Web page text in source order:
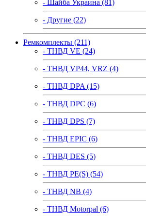
- Шайба Украина (81)
- Другие (22)
Ремкомплекты (211)
- ТНВД VE (24)
- ТНВД VP44, VRZ (4)
- ТНВД DPA (15)
- ТНВД DPC (6)
- ТНВД DPS (7)
- ТНВД EPIC (6)
- ТНВД DES (5)
- ТНВД PE(S) (54)
- ТНВД NB (4)
- ТНВД Motorpal (6)